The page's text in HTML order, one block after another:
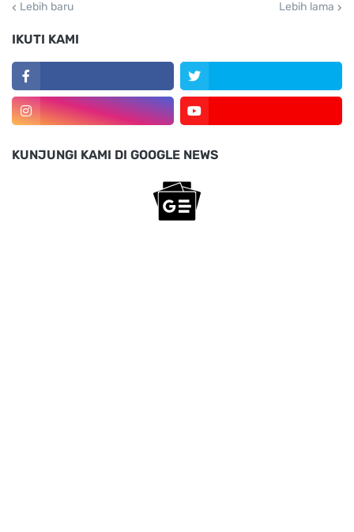
Lebih baru Lebih lama
IKUTI KAMI
KUNJUNGI KAMI DI GOOGLE NEWS